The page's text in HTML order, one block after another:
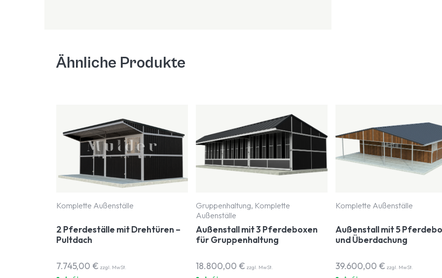
Ähnliche Produkte
Komplette Außenställe
2 Pferdeställe mit Drehtüren –
Pultdach
7.745,00 € zzgl. MwSt.
Gruppenhaltung, Komplette
Außenställe
Außenstall mit 3 Pferdeboxen
für Gruppenhaltung
18.800,00 € zzgl. MwSt.
Komplette Außenställe
Außenstall mit 5
und Überdachung
39.600,00 € zzgl. MwSt.